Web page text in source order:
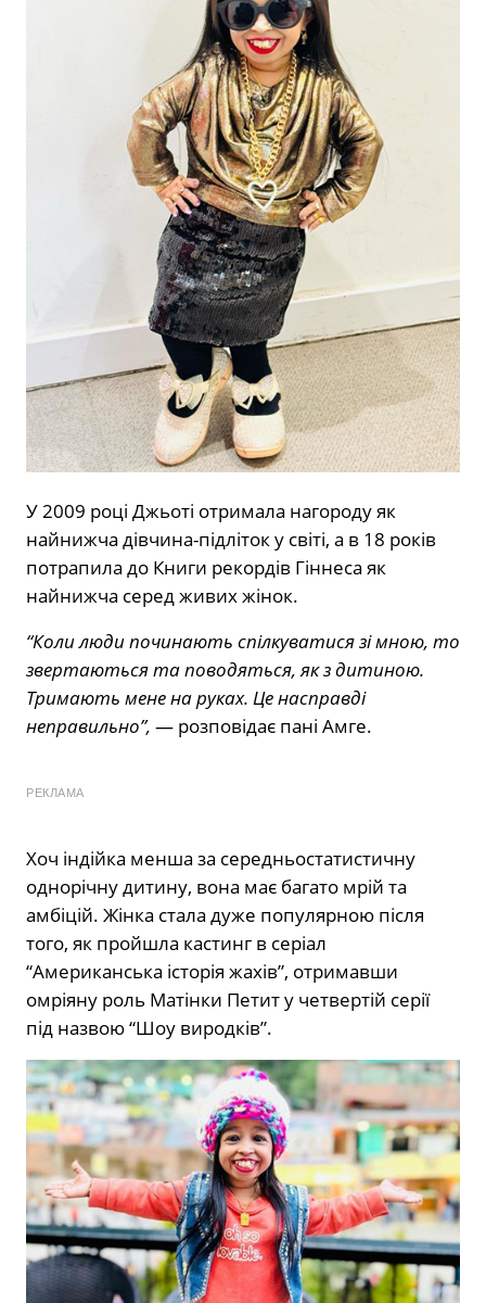
У 2009 році Джьоті отримала нагороду як
найнижча дівчина-підліток у світі, а в 18 років
потрапила до Книги рекордів Гіннеса як
найнижча серед живих жінок.
“Коли люди починають спілкуватися зі мною, то
звертаються та поводяться, як з дитиною.
Тримають мене на руках. Це насправді
неправильно”, — розповідає пані Амге.
РЕКЛАМА
Хоч індійка менша за середньостатистичну
однорічну дитину, вона має багато мрій та
амбіцій. Жінка стала дуже популярною після
того, як пройшла кастинг в серіал
“Американська історія жахів”, отримавши
омріяну роль Матінки Петит у четвертій серії
під назвою “Шоу виродків”.